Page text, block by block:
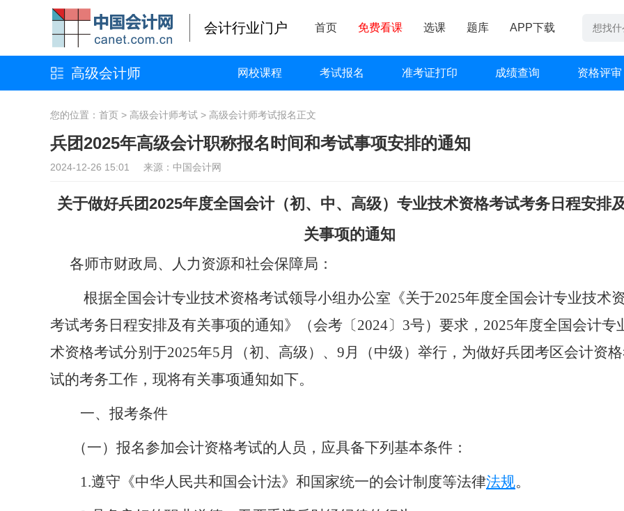
会计行业门户 首页 免费看课 选课 题库 APP下载
高级会计师 网校课程 考试报名 准考证打印 成绩查询 资格评审
您的位置： 首页 > 高级会计师考试 > 高级会计师考试报名正文
兵团2025年高级会计职称报名时间和考试事项安排的通知
2024-12-26 15:01 来源：中国会计网
关于做好兵团2025年度全国会计（初、中、高级）专业技术资格考试考务日程安排
关事项的通知
各师市财政局、人力资源和社会保障局：
根据全国会计专业技术资格考试领导小组办公室《关于2025年度全国会计专业技术
考试考务日程安排及有关事项的通知》（会考〔2024〕 3号） 要求 ， 2025年度全国会计专
术资格考试分别于2025年5 月（初、高级）、 9 月（中级） 举行，为做好兵团考区会计资
试的考务工作，现将有关事项通知如下。
一、报考条件
（一） 报名参加会计资格考试的人员，应具备下列基本条件：
1.遵守《中华人民共和国会计法》和国家统一的会计制度等法律法规。